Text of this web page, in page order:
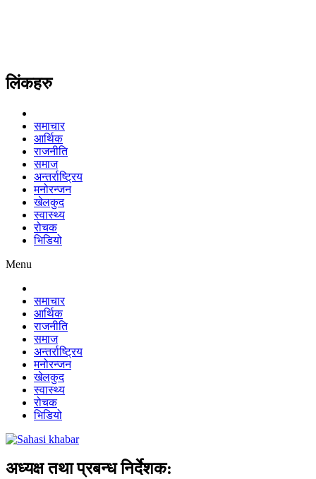
लिंकहरु
समाचार
आर्थिक
राजनीति
समाज
अन्तर्राष्ट्रिय
मनोरन्जन
खेलकुद
स्वास्थ्य
रोचक
भिडियो
Menu
समाचार
आर्थिक
राजनीति
समाज
अन्तर्राष्ट्रिय
मनोरन्जन
खेलकुद
स्वास्थ्य
रोचक
भिडियो
अध्यक्ष तथा प्रबन्ध निर्देशक: